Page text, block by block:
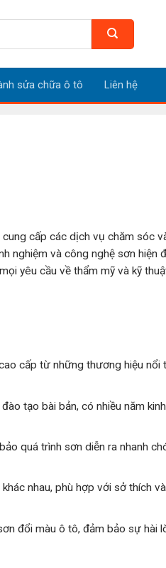
sửa chữa ô tô Liên hệ
cấp các dịch vụ chăm sóc
nghiệm và công nghệ sơn hiện
yêu cầu về thẩm mỹ và kỹ
cấp từ những thương hiệu nổi
tạo bài bản, có nhiều năm
quá trình sơn diễn ra nhanh
nhau, phù hợp với sở thích
đổi màu ô tô, đảm bảo sự hài